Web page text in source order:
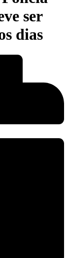
ser
dias